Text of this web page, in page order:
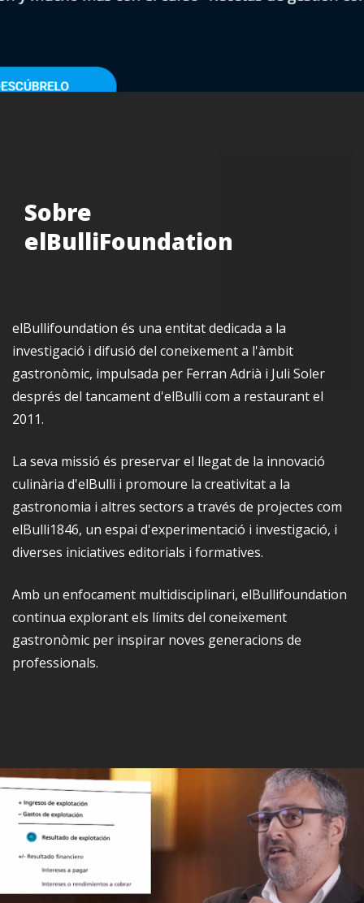
Sobre
elBulliFoundation
elBullifoundation és una entitat dedicada a la
investigació i difusió del coneixement a l'àmbit
gastronòmic, impulsada per Ferran Adrià i Juli Soler
després del tancament d'elBulli com a restaurant el
2011.
La seva missió és preservar el llegat de la innovació
culinària d'elBulli i promoure la creativitat a la
gastronomia i altres sectors a través de projectes com
elBulli1846, un espai d'experimentació i investigació, i
diverses iniciatives editorials i formatives.
Amb un enfocament multidisciplinari, elBullifoundation
continua explorant els límits del coneixement
gastronòmic per inspirar noves generacions de
professionals.